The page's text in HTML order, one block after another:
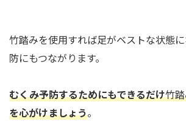
竹踏みを使用すれば足がベストな状態
防にもつながります。
むくみ予防するためにもできるだけ竹
を心がけましょう。